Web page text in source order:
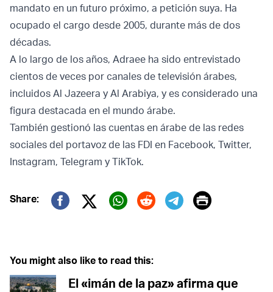
mandato en un futuro próximo, a petición suya. Ha
ocupado el cargo desde 2005, durante más de dos
décadas.
A lo largo de los años, Adraee ha sido entrevistado
cientos de veces por canales de televisión árabes,
incluidos Al Jazeera y Al Arabiya, y es considerado una
figura destacada en el mundo árabe.
También gestionó las cuentas en árabe de las redes
sociales del portavoz de las FDI en Facebook, Twitter,
Instagram, Telegram y TikTok.
Share:
Twitter (X)
Print
You might also like to read this:
El «imán de la paz» afirma que